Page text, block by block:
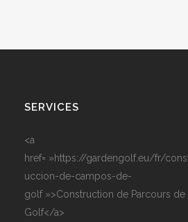
SERVICES
<a
href= »https://gardengolf.eu/fr/
uccion-de-campos-de-
golf »>Construction de Parcours de
Golf</a>